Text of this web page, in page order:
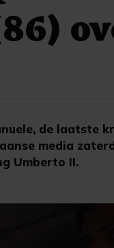
de laatste
media
Umberto II.